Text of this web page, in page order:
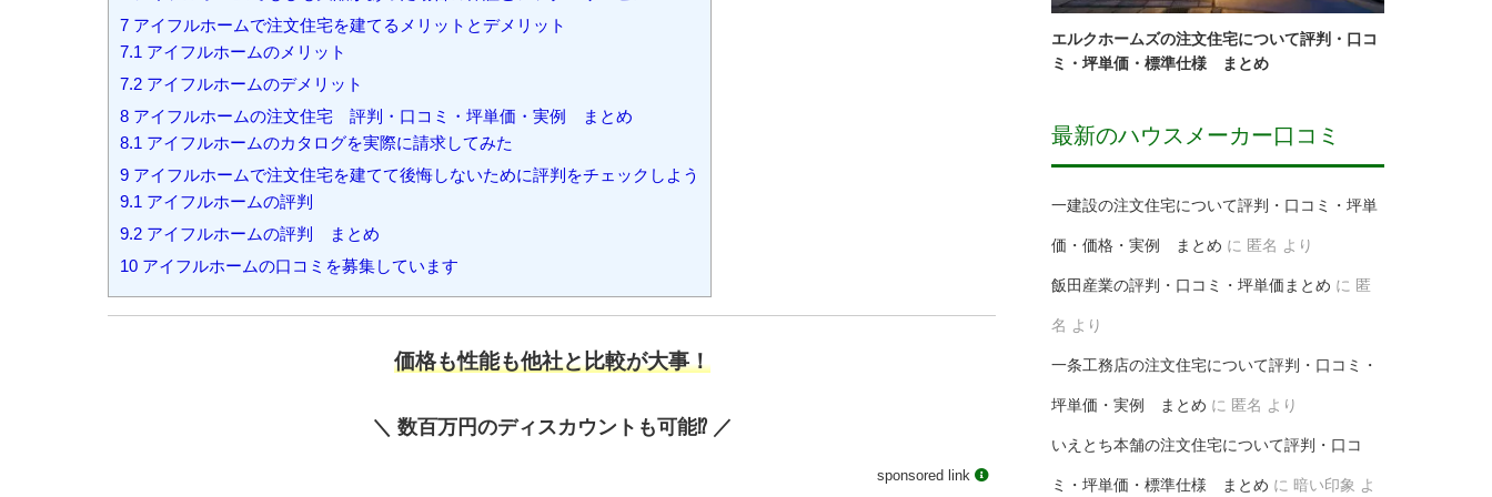
7 アイフルホームで注文住宅を建てるメリットとデメリット
7.1 アイフルホームのメリット
7.2 アイフルホームのデメリット
8 アイフルホームの注文住宅 評判・口コミ・坪単価・実例 まとめ
8.1 アイフルホームのカタログを実際に請求してみた
9 アイフルホームで注文住宅を建てて後悔しないために評判をチェックしよう
9.1 アイフルホームの評判
9.2 アイフルホームの評判 まとめ
10 アイフルホームの口コミを募集しています
価格も性能も他社と比較が大事！
＼ 数百万円のディスカウントも可能⁉️ ／
sponsored link
エルクホームズの注文住宅について評判・口コ
ミ・坪単価・標準仕様 まとめ
最新のハウスメーカー口コミ
一建設の注文住宅について評判・口コミ・坪単
価・価格・実例 まとめ に 匿名 より
飯田産業の評判・口コミ・坪単価まとめ に 匿
名 より
一条工務店の注文住宅について評判・口コミ・
坪単価・実例 まとめ に 匿名 より
いえとち本舗の注文住宅について評判・口コ
ミ・坪単価・標準仕様 まとめ に 暗い印象 よ